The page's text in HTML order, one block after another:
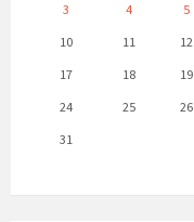
3
4 5
10
11 12
17
18 19
24
25 26
31